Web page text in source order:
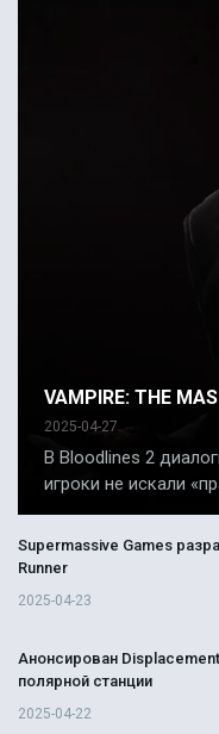
VAMPIRE: THE
2025-04-27
В Bloodlines 2
игроки не искали
Supermassive Games
Runner
2025-04-23
Анонсирован
полярной станции
2025-04-22